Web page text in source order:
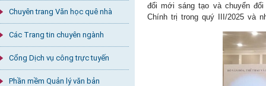
Chuyên trang Văn học quê nhà
Các Trang tin chuyên ngành
Cổng Dịch vụ công trực tuyến
Phần mềm Quản lý văn bản
đổi mới sáng tạo và chuyển
Chính trị trong quý III/2025 và